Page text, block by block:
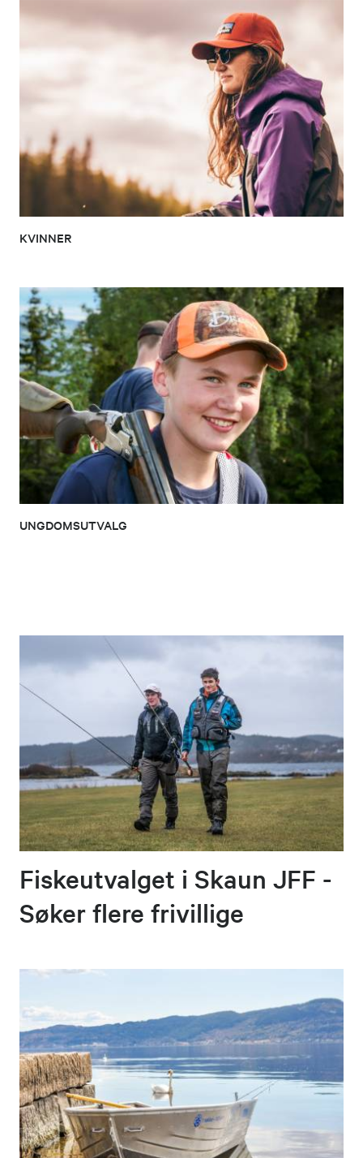
KVINNER
UNGDOMSUTVALG
Fiskeutvalget i Skaun JFF -
Søker flere frivillige